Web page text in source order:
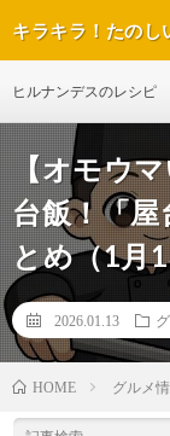
キラキラ！たのし
ヒルナンデスのレシピ
【オモウ
台飯！「
とめ（1月
2026.01.13
HOME グルメ